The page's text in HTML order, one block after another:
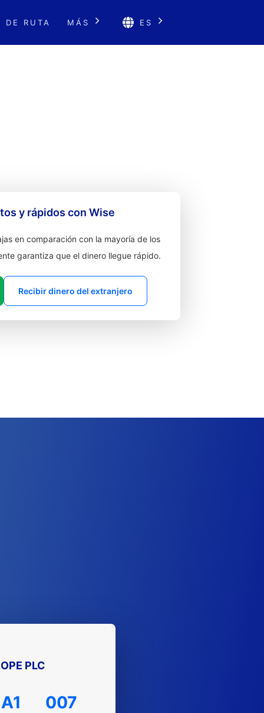
DE RUTA MÁS ES
y rápidos con Wise
en comparación con la mayoría de los
garantiza que el dinero llegue rápido.
Recibir dinero del extranjero
PLC
A1 007